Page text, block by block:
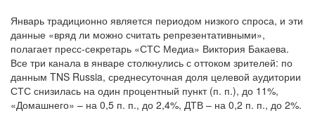
Январь традиционно является периодом низкого спроса, и эти
данные «вряд ли можно считать репрезентативными»,
полагает пресс-секретарь «СТС Медиа» Виктория Бакаева.
Все три канала в январе столкнулись с оттоком зрителей: по
данным TNS Russia, среднесуточная доля целевой аудитории
СТС снизилась на один процентный пункт (п. п.), до 11%,
«Домашнего» – на 0,5 п. п., до 2,4%, ДТВ – на 0,2 п. п., до 2%.